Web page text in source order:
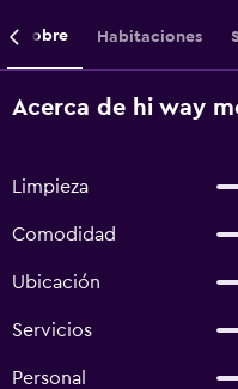
Sobre Habitaciones
Acerca de hi way
Limpieza
Comodidad
Ubicación
Servicios
Personal